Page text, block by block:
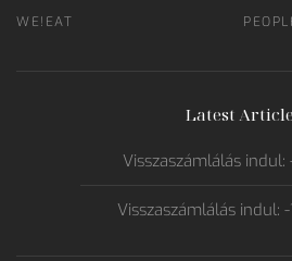
WE!EAT
Latest
Visszaszámlálás indul:
Visszaszámlálás indul: -